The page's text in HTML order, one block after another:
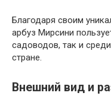
Благодаря своим
арбуз Мирсини
садоводов, так и
стране.
Внешний вид и